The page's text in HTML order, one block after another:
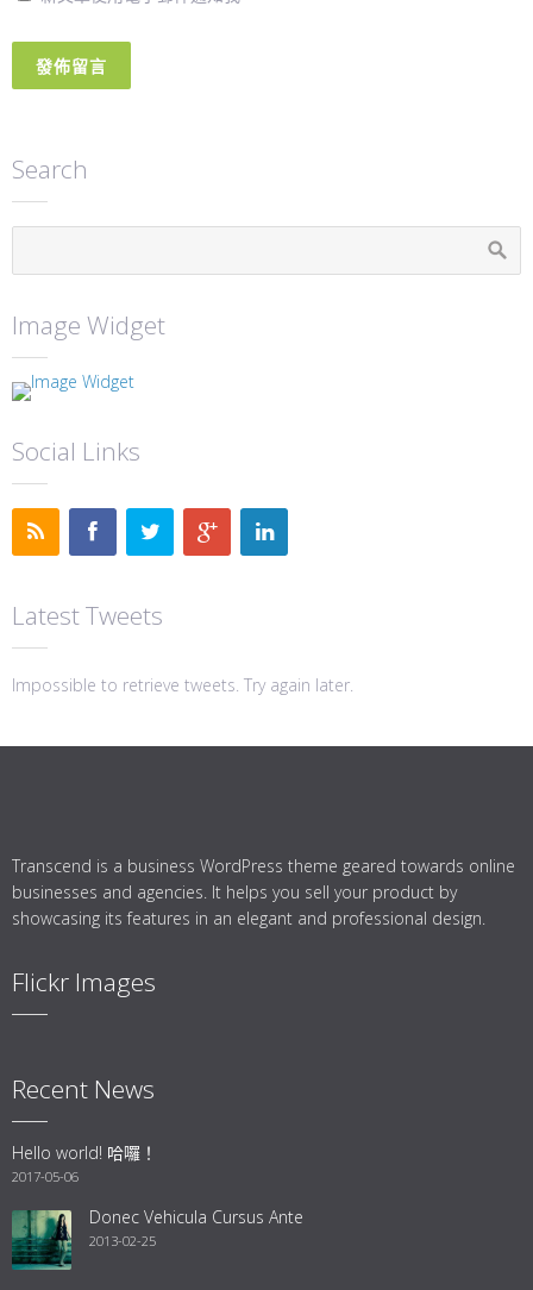
Search
Image Widget
Social Links
Latest Tweets
Impossible to retrieve tweets. Try again later.
Transcend is a business WordPress theme geared towards online
businesses and agencies. It helps you sell your product by
showcasing its features in an elegant and professional design.
Flickr Images
Recent News
Hello world! 哈囉！
2017-05-06
Donec Vehicula Cursus Ante
2013-02-25